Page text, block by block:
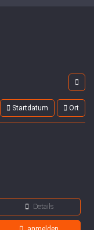
Startdatum Ort
Details